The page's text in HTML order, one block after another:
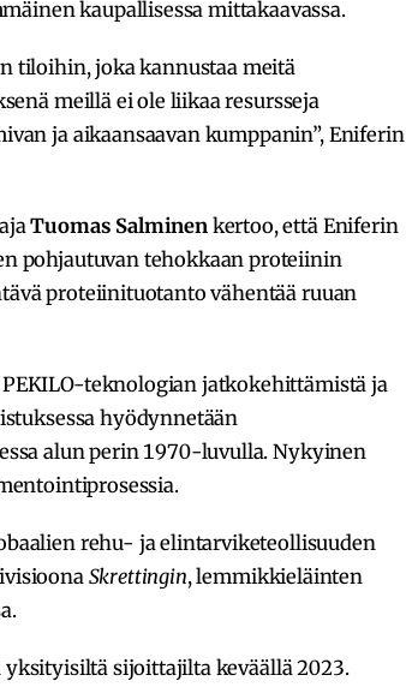
kaupallisessa mittakaavassa.
tiloihin, joka kannustaa meitä
meillä ei ole liikaa resursseja
ja aikaansaavan kumppanin”, Eniferin
Tuomas Salminenkertoo, että Eniferin
pohjautuvan tehokkaan proteiinin
proteiinituotanto vähentää ruuan
teknologian jatkokehittämistä ja
hyödynnetään
alun perin 1970-luvulla. Nykyinen
rehu- ja elintarviketeollisuuden
Skrettingin, lemmikkieläinten
sijoittajilta keväällä 2023.